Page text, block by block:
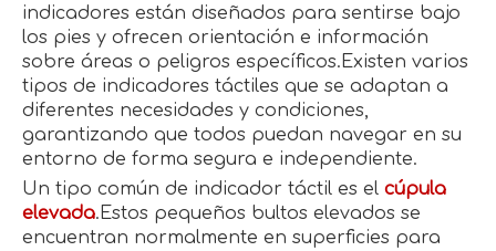
indicadores están diseñados para sentirse bajo
los pies y ofrecen orientación e información
sobre áreas o peligros específicos.Existen varios
tipos de indicadores táctiles que se adaptan a
diferentes necesidades y condiciones,
garantizando que todos puedan navegar en su
entorno de forma segura e independiente.
Un tipo común de indicador táctil es el cúpula
elevada.Estos pequeños bultos elevados se
encuentran normalmente en superficies para